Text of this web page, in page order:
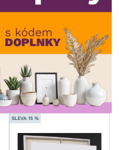
min. cm max. cm
min. max.
min. cm cm
SLEVA 15 %